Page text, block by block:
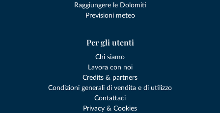
Raggiungere le Dolomiti
Previsioni meteo
Per gli utenti
Chi siamo
Lavora con noi
Credits & partners
Condizioni generali di vendita e di utilizzo
Contattaci
Privacy & Cookies